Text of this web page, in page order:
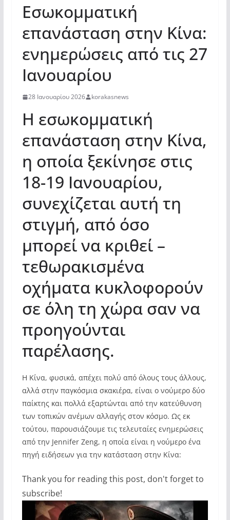
Εσωκομματική
επανάσταση στην Κίνα:
ενημερώσεις από τις 27
Ιανουαρίου
28 Ιανουαρίου 2026 korakasnews
Η εσωκομματική
επανάσταση στην Κίνα,
η οποία ξεκίνησε στις
18-19 Ιανουαρίου,
συνεχίζεται αυτή τη
στιγμή, από όσο
μπορεί να κριθεί –
τεθωρακισμένα
οχήματα κυκλοφορούν
σε όλη τη χώρα σαν να
προηγούνται
παρέλασης.
Η Κίνα, φυσικά, απέχει πολύ από όλους τους άλλους,
αλλά στην παγκόσμια σκακιέρα, είναι ο νούμερο δύο
παίκτης και πολλά εξαρτώνται από την κατεύθυνση
των τοπικών ανέμων αλλαγής στον κόσμο. Ως εκ
τούτου, παρουσιάζουμε τις τελευταίες ενημερώσεις
από την Jennifer Zeng, η οποία είναι η νούμερο ένα
πηγή ειδήσεων για την κατάσταση στην Κίνα:
Thank you for reading this post, don't forget to
subscribe!